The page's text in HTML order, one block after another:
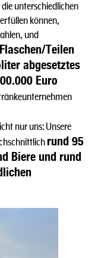
unterschiedlichen
können,
und
Teilen
abgesetztes
Euro
nur uns: Unsere
rund 95
Biere und rund